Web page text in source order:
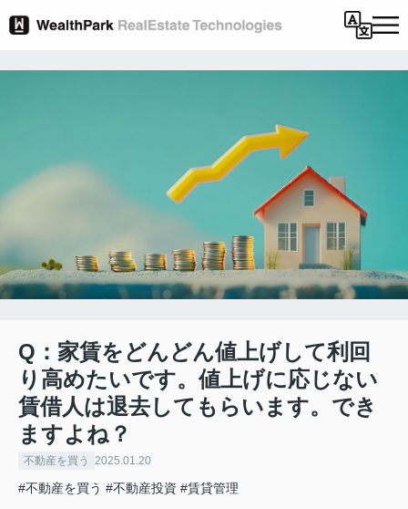
Q：家賃をどんどん値上げして利回
り高めたいです。値上げに応じない
賃借人は退去してもらいます。でき
ますよね？
不動産を買う 2025.01.20
#不動産を買う #不動産投資 #賃貸管理